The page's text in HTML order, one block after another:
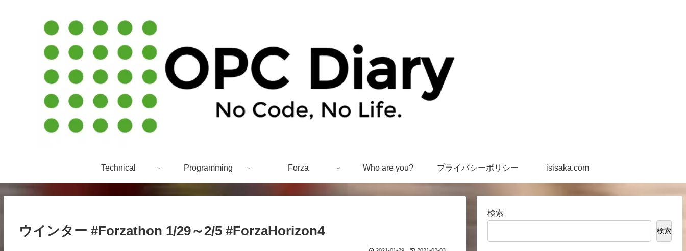
Technical Programming Forza Who are you? プライバシーポリシー isisaka.com
ウインター #Forzathon 1/29～2/5 #ForzaHorizon4
検索
検索